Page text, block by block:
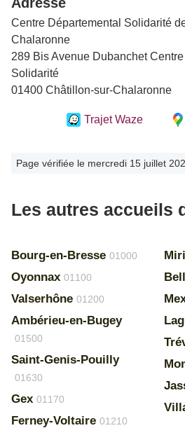
Centre Départemental Solidarité
Chalaronne
289 Bis Avenue Dubanchet
Solidarité
01400 Châtillon-sur-Chalaronne
Trajet Waze
Page vérifiée le mercredi 15 juillet
Les autres accueils
Bourg-en-Bresse 01000
Oyonnax 01100
Valserhône 01200
Ambérieu-en-Bugey
01500
Saint-Genis-Pouilly
01630
Gex 01170
Ferney-Voltaire 01210